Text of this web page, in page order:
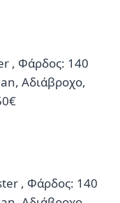
, Φάρδος: 140
Αδιάβροχο,
, Φάρδος: 140